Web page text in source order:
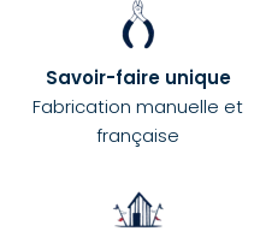
Savoir-faire unique
Fabrication manuelle et
française